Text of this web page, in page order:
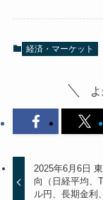
経済・マーケット
2025年6月6日
向（日経平均、
ル円、長期金利